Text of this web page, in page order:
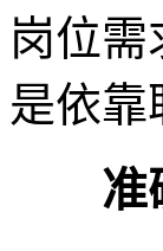
岗位
是依靠
准